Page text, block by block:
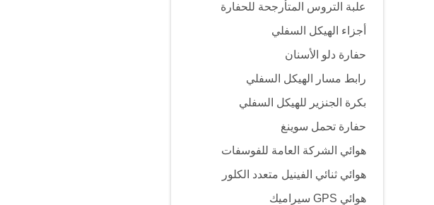
علبة التروس المتأرجحة للحفارة
أجزاء الهيكل السفلي
حفارة دلو الأسنان
رابط مسار الهيكل السفلي
بكرة الجنزير للهيكل السفلي
حفارة تحمل سوينغ
هوائي الشركة العامة للفوسفات
هوائي ثنائي الفينيل متعدد الكلور
هوائي GPS سيراميك